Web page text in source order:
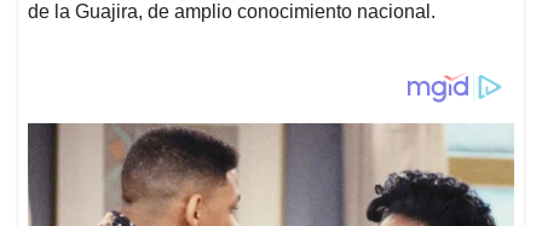
de la Guajira, de amplio conocimiento nacional.